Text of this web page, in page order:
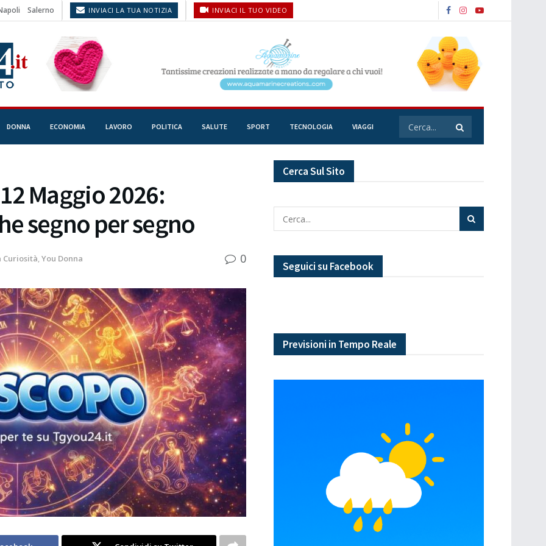
Salerno INVIACI LA TUA NOTIZIA INVIACI IL TUO VIDEO
DONNA ECONOMIA LAVORO POLITICA SALUTE SPORT TECNOLOGIA VIAGGI
Maggio 2026:
segno per segno
Curiosità,You Donna 0
Cerca Sul Sito
Seguici su Facebook
Previsioni in Tempo Reale